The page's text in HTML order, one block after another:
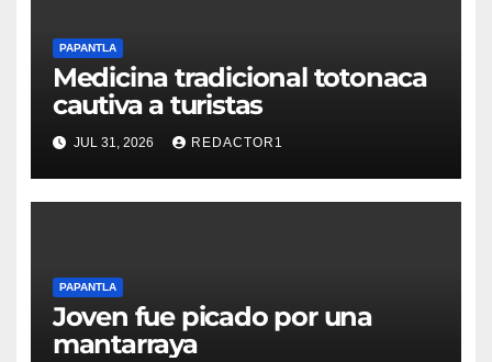
PAPANTLA
Medicina tradicional totonaca
cautiva a turistas
JUL 31, 2026 REDACTOR1
PAPANTLA
Joven fue picado por una
mantarraya